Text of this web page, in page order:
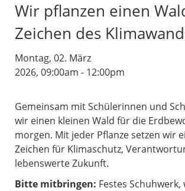
Wir pflanzen einen
Zeichen des
Montag, 02. März
2026, 09:00am - 12:00pm
Gemeinsam mit Schülerinnen und
wir einen kleinen Wald für die
morgen. Mit jeder Pflanze setzen wir
Zeichen für Klimaschutz,
lebenswerte Zukunft.
Bitte mitbringen: Festes